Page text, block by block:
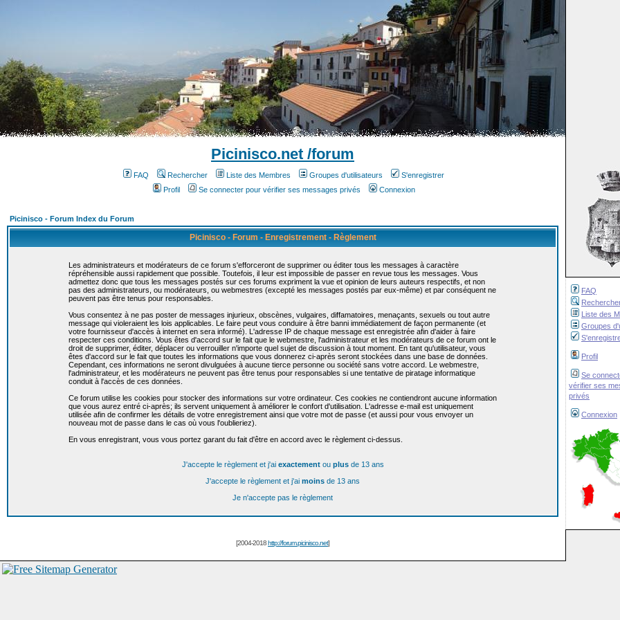
FAQ
Liste des
Groupes
Profil
Se
vérifier ses
privés
Connexion
Picinisco.net /forum
FAQ Rechercher Liste des Membres Groupes d'utilisateurs
S'enregistrer
Profil
Se connecter pour vérifier ses messages privés Connexion
Picinisco - Forum Index du Forum
Picinisco - Forum - Enregistrement - Règlement
Les administrateurs et modérateurs de ce forum s'efforceront de supprimer ou éditer tous les messages à caractère
répréhensible aussi rapidement que possible. Toutefois, il leur est impossible de passer en revue tous les messages. Vous
admettez donc que tous les messages postés sur ces forums expriment la vue et opinion de leurs auteurs respectifs, et non
pas des administrateurs, ou modérateurs, ou webmestres (excepté les messages postés par eux-même) et par conséquent ne
peuvent pas être tenus pour responsables.
Vous consentez à ne pas poster de messages injurieux, obscènes, vulgaires, diffamatoires, menaçants, sexuels ou tout autre
message qui violeraient les lois applicables. Le faire peut vous conduire à être banni immédiatement de façon permanente (et
votre fournisseur d'accès à internet en sera informé). L'adresse IP de chaque message est enregistrée afin d'aider à faire
respecter ces conditions. Vous êtes d'accord sur le fait que le webmestre, l'administrateur et les modérateurs de ce forum ont le
droit de supprimer, éditer, déplacer ou verrouiller n'importe quel sujet de discussion à tout moment. En tant qu'utilisateur, vous
êtes d'accord sur le fait que toutes les informations que vous donnerez ci-après seront stockées dans une base de données.
Cependant, ces informations ne seront divulguées à aucune tierce personne ou société sans votre accord. Le webmestre,
l'administrateur, et les modérateurs ne peuvent pas être tenus pour responsables si une tentative de piratage informatique
conduit à l'accès de ces données.
Ce forum utilise les cookies pour stocker des informations sur votre ordinateur. Ces cookies ne contiendront aucune information
que vous aurez entré ci-après; ils servent uniquement à améliorer le confort d'utilisation. L'adresse e-mail est uniquement
utilisée afin de confirmer les détails de votre enregistrement ainsi que votre mot de passe (et aussi pour vous envoyer un
nouveau mot de passe dans le cas où vous l'oublieriez).
En vous enregistrant, vous vous portez garant du fait d'être en accord avec le règlement ci-dessus.
J'accepte le règlement et j'ai exactementou plusde 13 ans
J'accepte le règlement et j'ai moins de 13 ans
Je n'accepte pas le règlement
[2004-2018http://forum.picinisco.net]